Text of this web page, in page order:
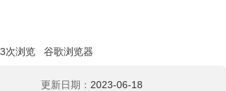
次浏览 谷歌浏览器
更新日期： 2023-06-18